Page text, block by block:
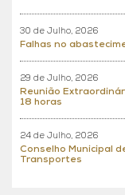
30 de Julho, 2026
Falhas no
29 de Julho, 2026
Reunião
18 horas
24 de Julho, 2026
Conselho Municipal
Transportes